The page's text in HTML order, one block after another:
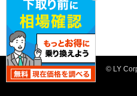
carview! Yahoo! JAPAN
© LY